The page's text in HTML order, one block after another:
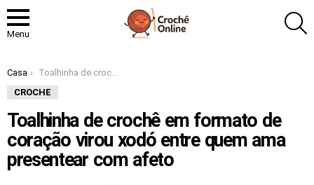
Menu
Você está aqui:
Casa
Toalhinha de crochê em formato de coração virou xodó entre quem ama presentear com afeto
CROCHE
Toalhinha de crochê em formato de
coração virou xodó entre quem ama
presentear com afeto